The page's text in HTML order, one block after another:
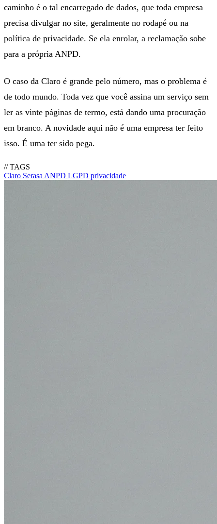
caminho é o tal encarregado de dados, que toda empresa
precisa divulgar no site, geralmente no rodapé ou na
política de privacidade. Se ela enrolar, a reclamação sobe
para a própria ANPD.
O caso da Claro é grande pelo número, mas o problema é
de todo mundo. Toda vez que você assina um serviço sem
ler as vinte páginas de termo, está dando uma procuração
em branco. A novidade aqui não é uma empresa ter feito
isso. É uma ter sido pega.
// TAGS
Claro Serasa ANPD LGPD privacidade